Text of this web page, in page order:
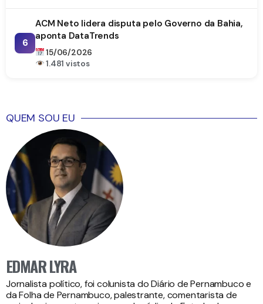
6
ACM Neto lidera disputa pelo Governo da Bahia,
aponta DataTrends
15/06/2026
1.481 vistos
QUEM SOU EU
EDMAR LYRA
Jornalista político, foi colunista do Diário de Pernambuco e
da Folha de Pernambuco, palestrante, comentarista de